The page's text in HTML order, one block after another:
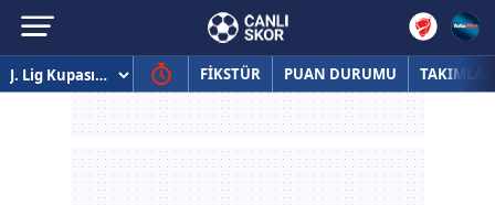
FİKSTÜR PUAN DURUMU TAKIMLAR